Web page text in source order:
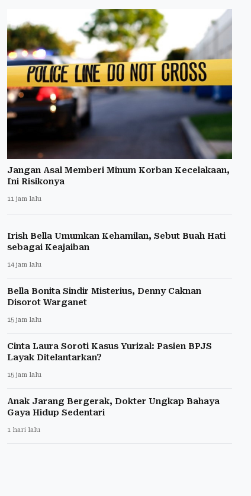
Jangan Asal Memberi Minum Korban Kecelakaan,
Ini Risikonya
11 jam lalu
Irish Bella Umumkan Kehamilan, Sebut Buah Hati
sebagai Keajaiban
14 jam lalu
Bella Bonita Sindir Misterius, Denny Caknan
Disorot Warganet
15 jam lalu
Cinta Laura Soroti Kasus Yurizal: Pasien BPJS
Layak Ditelantarkan?
15 jam lalu
Anak Jarang Bergerak, Dokter Ungkap Bahaya
Gaya Hidup Sedentari
1 hari lalu